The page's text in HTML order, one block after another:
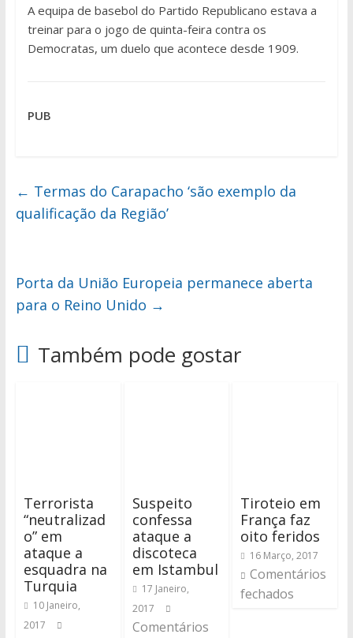
A equipa de basebol do Partido Republicano estava a
treinar para o jogo de quinta-feira contra os
Democratas, um duelo que acontece desde 1909.
PUB
← Termas do Carapacho ‘são exemplo da
qualificação da Região’
Porta da União Europeia permanece aberta
para o Reino Unido →
Também pode gostar
Terrorista
“neutralizad
o” em
ataque a
esquadra na
Turquia
10 Janeiro,
2017
Suspeito
confessa
ataque a
discoteca
em Istambul
17 Janeiro,
2017
Comentários
Tiroteio em
França faz
oito feridos
16 Março, 2017
Comentários
fechados